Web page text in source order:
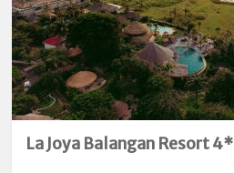
La Joya Balangan Resort 4*